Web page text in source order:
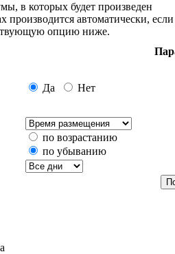
в которых будет произведен
автоматически, если
опцию ниже.
Да Нет
по возрастанию
по убыванию